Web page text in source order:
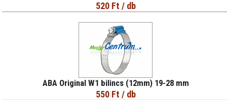
520 Ft / db
ABA Original W1 bilincs (12mm) 19-28 mm
550 Ft / db